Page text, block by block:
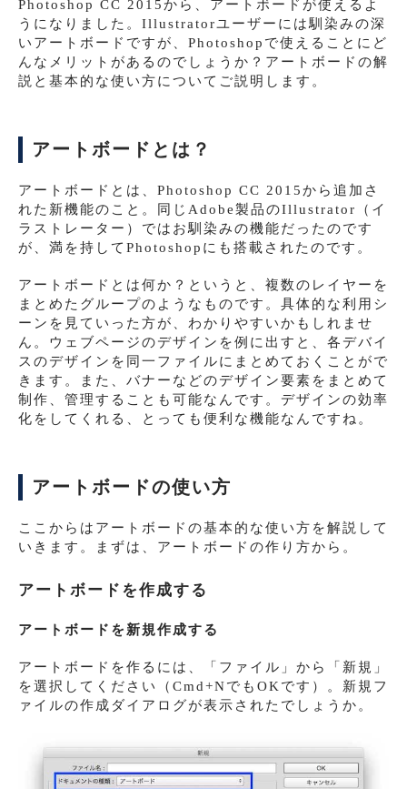
Photoshop CC 2015から、アートボードが使えるよ
うになりました。Illustratorユーザーには馴染みの深
いアートボードですが、Photoshopで使えることにど
んなメリットがあるのでしょうか？アートボードの解
説と基本的な使い方についてご説明します。
アートボードとは？
アートボードとは、Photoshop CC 2015から追加さ
れた新機能のこと。同じAdobe製品のIllustrator（イ
ラストレーター）ではお馴染みの機能だったのです
が、満を持してPhotoshopにも搭載されたのです。
アートボードとは何か？というと、複数のレイヤーを
まとめたグループのようなものです。具体的な利用シ
ーンを見ていった方が、わかりやすいかもしれませ
ん。ウェブページのデザインを例に出すと、各デバイ
スのデザインを同一ファイルにまとめておくことがで
きます。また、バナーなどのデザイン要素をまとめて
制作、管理することも可能なんです。デザインの効率
化をしてくれる、とっても便利な機能なんですね。
アートボードの使い方
ここからはアートボードの基本的な使い方を解説して
いきます。まずは、アートボードの作り方から。
アートボードを作成する
アートボードを新規作成する
アートボードを作るには、「ファイル」から「新規」
を選択してください（Cmd+NでもOKです）。新規フ
ァイルの作成ダイアログが表示されたでしょうか。